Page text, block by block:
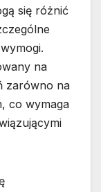
się różnić
na
zarówno na
co wymaga